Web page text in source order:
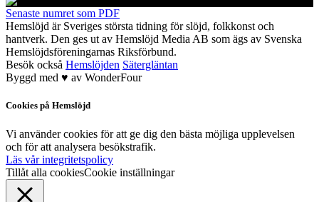
Senaste numret som PDF
Hemslöjd är Sveriges största tidning för slöjd, folkkonst och
hantverk. Den ges ut av Hemslöjd Media AB som ägs av Svenska
Hemslöjdsföreningarnas Riksförbund.
Besök också Hemslöjden Sätergläntan
Byggd med ♥ av WonderFour
Cookies på Hemslöjd
Vi använder cookies för att ge dig den bästa möjliga upplevelsen
och för att analysera besökstrafik.
Läs vår integritetspolicy
Tillåt alla cookiesCookie inställningar